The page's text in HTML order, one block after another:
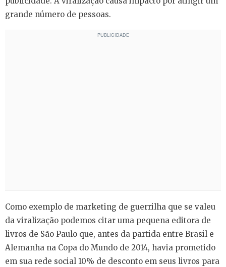
grande número de pessoas.
Como exemplo de marketing de guerrilha que se valeu
da viralização podemos citar uma pequena editora de
livros de São Paulo que, antes da partida entre Brasil e
Alemanha na Copa do Mundo de 2014, havia prometido
em sua rede social 10% de desconto em seus livros para